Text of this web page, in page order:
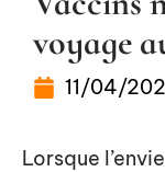
voyage
11/04/
Lorsque